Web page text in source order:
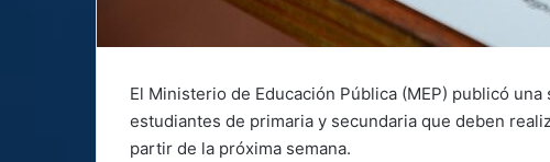
El Ministerio de Educación Pública (MEP) publicó
estudiantes de primaria y secundaria que deben
partir de la próxima semana.